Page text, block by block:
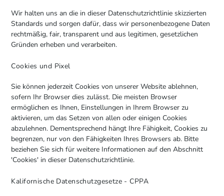
Wir halten uns an die in dieser Datenschutzrichtlinie skizzierten
Standards und sorgen dafür, dass wir personenbezogene Daten
rechtmäßig, fair, transparent und aus legitimen, gesetzlichen
Gründen erheben und verarbeiten.
Cookies und Pixel
Sie können jederzeit Cookies von unserer Website ablehnen,
sofern Ihr Browser dies zulässt. Die meisten Browser
ermöglichen es Ihnen, Einstellungen in Ihrem Browser zu
aktivieren, um das Setzen von allen oder einigen Cookies
abzulehnen. Dementsprechend hängt Ihre Fähigkeit, Cookies zu
begrenzen, nur von den Fähigkeiten Ihres Browsers ab. Bitte
beziehen Sie sich für weitere Informationen auf den Abschnitt
'Cookies' in dieser Datenschutzrichtlinie.
Kalifornische Datenschutzgesetze - CPPA